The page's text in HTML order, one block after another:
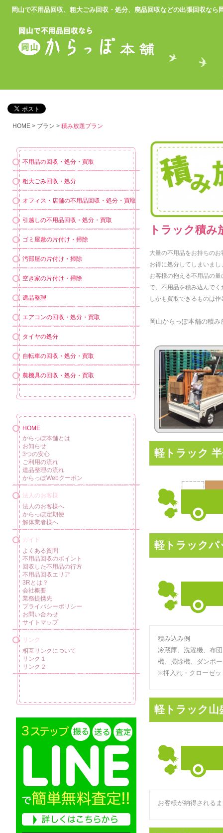
岡山で不用品回収、粗大ごみ回収・処分、廃品回収などの出張回収なら
HOME > プラン > 積み放題プラン
トラック積み
大量の不用品をお持ちの
お得に処分してしまいまし
お客様の抱える不用品の
で、不用品を積み込んでく
しかも買取できるものは
岡山からっぽ本舗の積
軽トラック
軽トラックパ
積み込み例
冷蔵庫、洗濯機、布
機、掃除機、ダンボ
※押入れ・クローゼ
軽トラック山
お客様が納得される
不用品の回収・処分・買取
粗大ごみ回収・処分
オフィス・店舗の不用品回収・処分・買取
引越しの不用品回収・処分・買取
ゴミ屋敷の片付け・掃除
汚部屋の片付け・掃除
空き家の片付け・掃除
遺品整理
エアコンの回収・処分・買取
タイヤの処分
自転車の回収・処分・買取
農機具の回収・処分・買取
HOME
からっぽ本舗とは
お知らせ
3つの安心
ご利用の流れ
遺品整理の流れ
からっぽWebクーポン
法人のお客様
法人のお客様へ
からっぽ定期便
解体業者様へ
ガイド
よくある質問
不用品回収のポイント
回収した不用品の行方
不用品回収エリア
3Rとは？
会社概要
業務提携先
プライバシーポリシー
お問い合わせ
サイトマップ
リンク
相互リンクについて
リンク１
リンク２